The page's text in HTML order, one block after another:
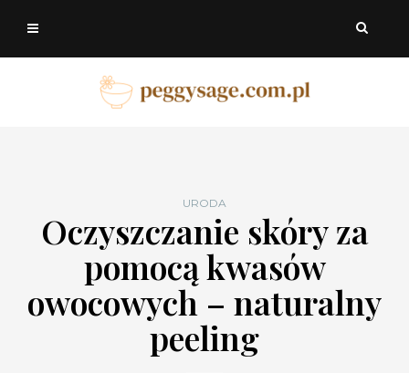
URODA
Oczyszczanie skóry za
pomocą kwasów
owocowych – naturalny
peeling